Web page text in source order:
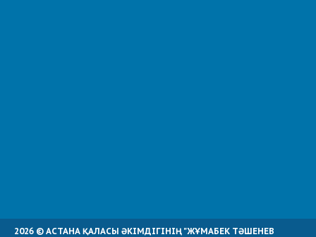
2026 © АСТАНА ҚАЛАСЫ ӘКІМДІГІНІҢ "ЖҰМАБЕК ТӘШЕНЕВ